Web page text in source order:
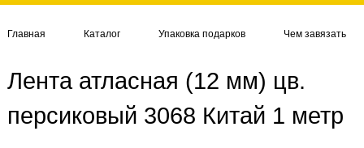
магазины
Акции
Контакты
Главная Каталог Упаковка подарков Чем завязать
Лента атласная (12 мм) цв.
персиковый 3068 Китай 1 метр